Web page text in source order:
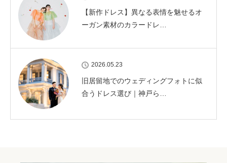
【新作ドレス】異なる表情を魅せるオ
ーガン素材のカラードレ…
2026.05.23
旧居留地でのウェディングフォトに似
合うドレス選び｜神戸ら…